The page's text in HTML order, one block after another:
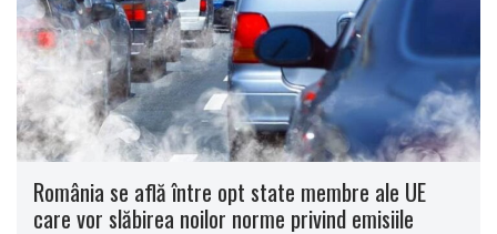
România se află între opt state membre ale UE
care vor slăbirea noilor norme privind emisiile